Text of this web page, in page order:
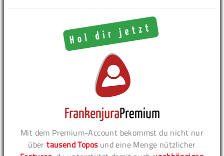
Mit dem Premium-Account bekommst du nicht nur
übertausend Toposund eine Menge nützlicher